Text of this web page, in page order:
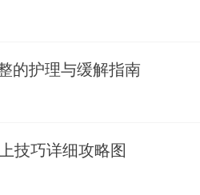
的护理与缓解指南
技巧详细攻略图